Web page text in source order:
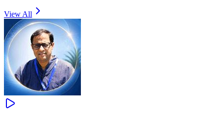
View All